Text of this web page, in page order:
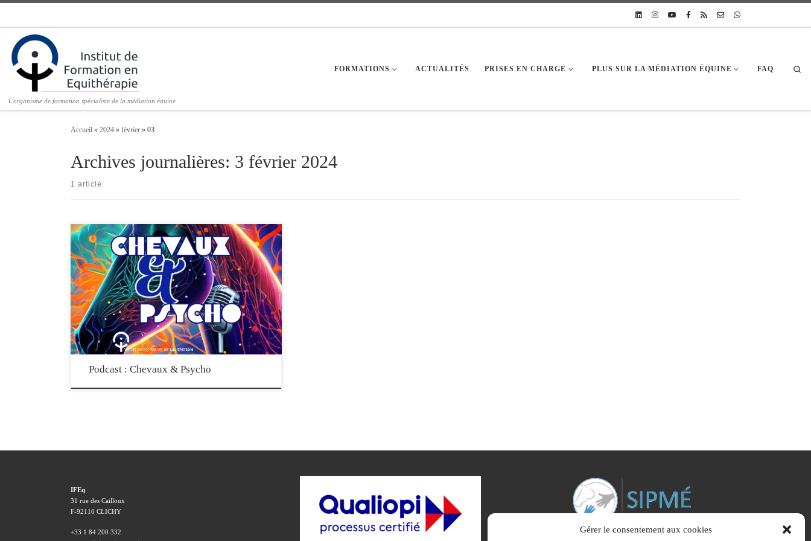
Gérer le consentement aux cookies
L'organisme de formation spécialiste de la médiation équine
FORMATIONS ACTUALITÉS PRISES EN CHARGE PLUS SUR LA MÉDIATION ÉQUINE FAQ
Accueil » 2024 » février » 03
Archives journalières: 3 février 2024
1 article
Chevaux et Psycho est le podcast intelligent consacré à l’équithérapie
et aux médiations équines, créé et animé par l’Institut de Formation
en Equithérapie. Vous y trouverez des conférences, interviews, et
présentations pédagogiques sous format audio, à écouter partout.
Vous pouvez retrouver toutes les saisons ici, ou écouter, télécharger
et vous […]
Podcast : Chevaux & Psycho
IFEq
31 rue des Cailloux
F-92110 CLICHY
+33 1 84 200 332